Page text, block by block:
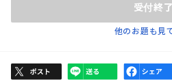
受付終了
他のお題も見